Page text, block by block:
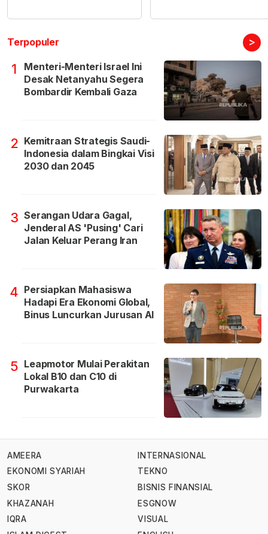
Terpopuler >
1
Menteri-Menteri Israel Ini
Desak Netanyahu Segera
Bombardir Kembali Gaza
2 Kemitraan Strategis Saudi-
Indonesia dalam Bingkai Visi
2030 dan 2045
3 Serangan Udara Gagal,
Jenderal AS 'Pusing' Cari
Jalan Keluar Perang Iran
4 Persiapkan Mahasiswa
Hadapi Era Ekonomi Global,
Binus Luncurkan Jurusan AI
5 Leapmotor Mulai Perakitan
Lokal B10 dan C10 di
Purwakarta
AMEERA
EKONOMI SYARIAH
SKOR
KHAZANAH
IQRA
INTERNASIONAL
TEKNO
BISNIS FINANSIAL
ESGNOW
VISUAL